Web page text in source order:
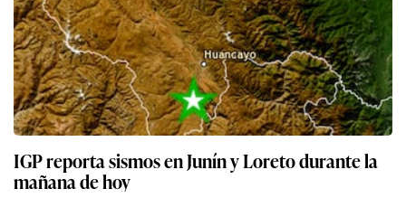
IGP reporta sismos en Junín y Loreto durante la
mañana de hoy